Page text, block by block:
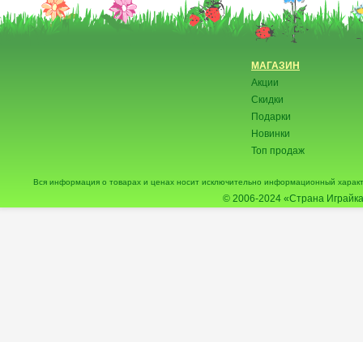
МАГАЗИН
Акции
Скидки
Подарки
Новинки
Топ продаж
Вся информация о товарах и ценах носит исключительно информационный
© 2006-2024 «Страна